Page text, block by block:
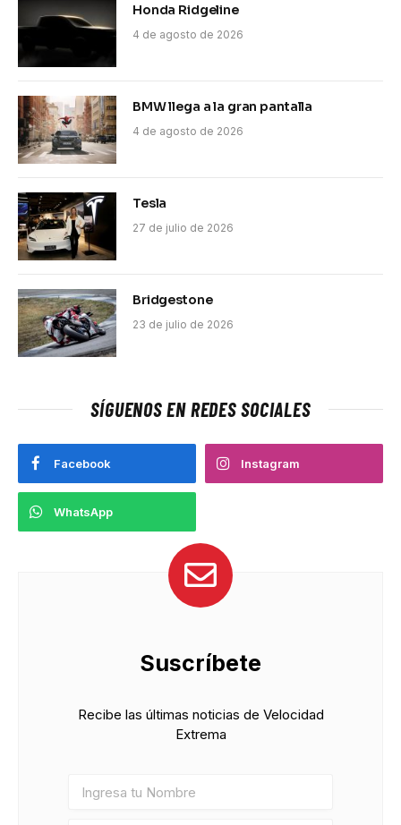
Honda Ridgeline
4 de agosto de 2026
BMW llega a la gran pantalla
4 de agosto de 2026
Tesla
27 de julio de 2026
Bridgestone
23 de julio de 2026
SÍGUENOS EN REDES SOCIALES
Facebook Instagram
WhatsApp
Suscríbete
Recibe las últimas noticias de Velocidad
Extrema